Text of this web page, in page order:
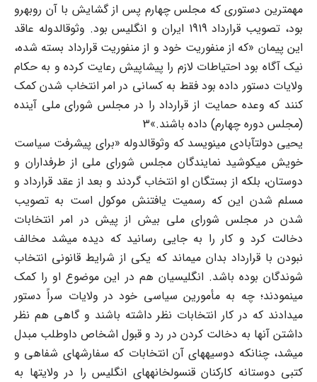
مهمترین دستوری که مجلس چهارم پس از گشایش با آن روبهرو
بود، تصویب قرارداد 1919 ایران و انگلیس بود. وثوقالدوله عاقد
این پیمان «که از منفوریت خود و از منفوریت قرارداد بسته شده،
نیک آگاه بود احتیاطات لازم را پیشاپیش رعایت کرده و به حکام
ولایات دستور داده بود فقط به کسانی در امر انتخاب شدن کمک
کنند که وعده حمایت از قرارداد را در مجلس شورای ملی آینده
(مجلس دوره چهارم) داده باشند.»3
یحیی دولتآبادی مینویسد که وثوقالدوله «برای پیشرفت سیاست
خویش میکوشید نمایندگان مجلس شورای ملی از طرفداران و
دوستان، بلکه از بستگان او انتخاب گردند و بعد از عقد قرارداد و
مسلم شدن این که رسمیت یافتنش موکول است به تصویب
شدن در مجلس شورای ملی بیش از پیش در امر انتخابات
دخالت کرد و کار را به جایی رسانید که دیده میشد مخالف
نبودن با قرارداد بدان میماند که یکی از شرایط قانونی انتخاب
شوندگان بوده باشد. انگلیسیان هم در این موضوع او را کمک
مینمودند؛ چه به مأمورین سیاسی خود در ولایات سراً دستور
میدادند که در کار انتخابات نظر داشته باشند و گاهی هم نظر
داشتن آنها به دخالت کردن در رد و قبول اشخاص داوطلب مبدل
میشد، چنانکه دوسیههای آن انتخابات که سفارشهای شفاهی و
کتبی دوستانه کارکنان قنسولخانههای انگلیس را در ولایتها به